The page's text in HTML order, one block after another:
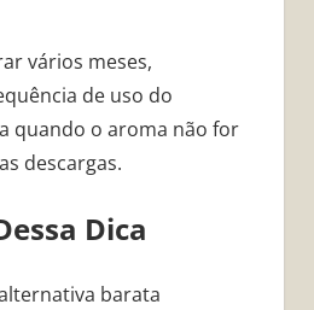
vários meses,
de uso do
quando o aroma não for
descargas.
Dica
barata